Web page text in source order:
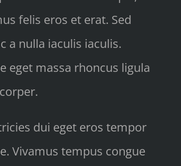
felis eros et erat. Sed
a nulla iaculis iaculis.
eget massa rhoncus ligula
dui eget eros tempor
Vivamus tempus congue